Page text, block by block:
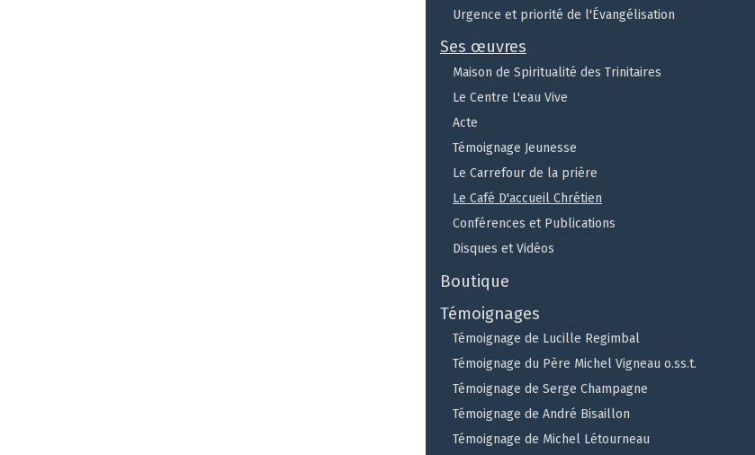
Urgence et priorité de l'Évangélisation
Ses œuvres
Maison de Spiritualité des Trinitaires
Le Centre L'eau Vive
Acte
Témoignage Jeunesse
Le Carrefour de la prière
Le Café D'accueil Chrétien
Conférences et Publications
Disques et Vidéos
Boutique
Témoignages
Témoignage de Lucille Regimbal
Témoignage du Père Michel Vigneau o.ss.t.
Témoignage de Serge Champagne
Témoignage de André Bisaillon
Témoignage de Michel Létourneau